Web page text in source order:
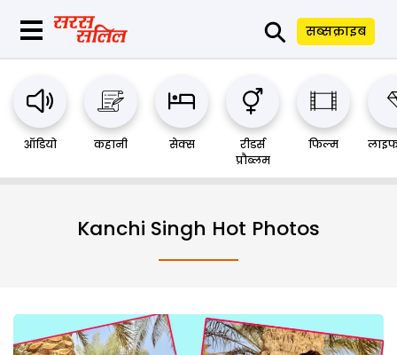
⚲ सब्सक्राइब
ऑडियो कहानी सेक्स
रीडर्स
प्रौब्लम
फिल्म
Kanchi Singh Hot Photos